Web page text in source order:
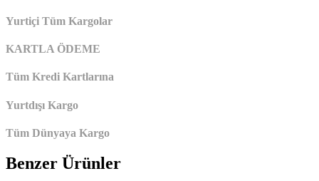
Yurtiçi Tüm Kargolar
KARTLA ÖDEME
Tüm Kredi Kartlarına
Yurtdışı Kargo
Tüm Dünyaya Kargo
Benzer Ürünler